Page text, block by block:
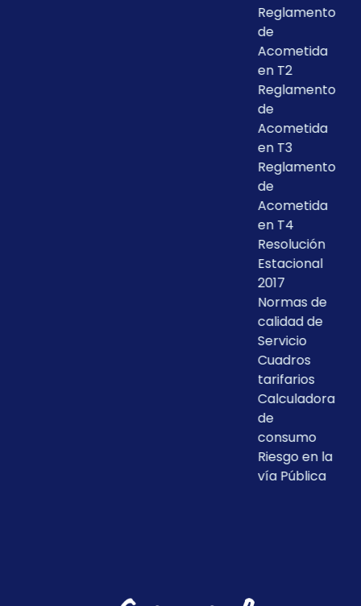
Reglamento
de
Acometida
en T2
Reglamento
de
Acometida
en T3
Reglamento
de
Acometida
en T4
Resolución
Estacional
2017
Normas de
calidad de
Servicio
Cuadros
tarifarios
Calculadora
de
consumo
Riesgo en la
vía Pública